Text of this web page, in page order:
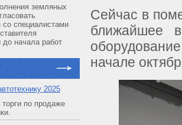
земляных
со специалистами
до начала работ
2025
по продаже
Сейчас в
ближайшее
начале